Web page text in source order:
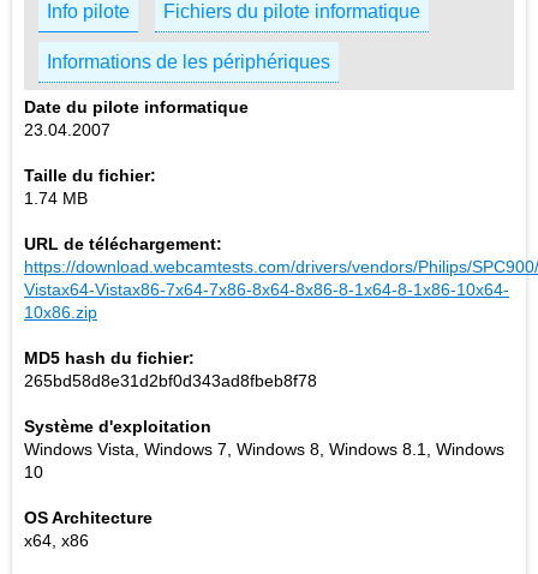
Info pilote Fichiers du pilote informatique
Informations de les périphériques
Date du pilote informatique
23.04.2007
Taille du fichier:
1.74 MB
URL de téléchargement:
https://download.webcamtests.com/drivers/vendors/Philips/
Vistax64-Vistax86-7x64-7x86-8x64-8x86-8-1x64-8-1x86-10x64-
10x86.zip
MD5 hash du fichier:
265bd58d8e31d2bf0d343ad8fbeb8f78
Système d'exploitation
Windows Vista, Windows 7, Windows 8, Windows 8.1, Windows
10
OS Architecture
x64, x86